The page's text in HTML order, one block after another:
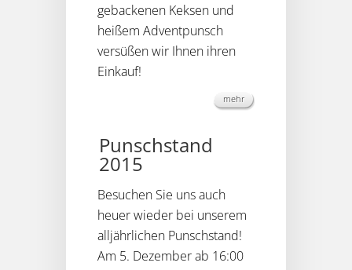
gebackenen Keksen und
heißem Adventpunsch
versüßen wir Ihnen ihren
Einkauf!
mehr
Punschstand
2015
Besuchen Sie uns auch
heuer wieder bei unserem
alljährlichen Punschstand!
Am 5. Dezember ab 16:00